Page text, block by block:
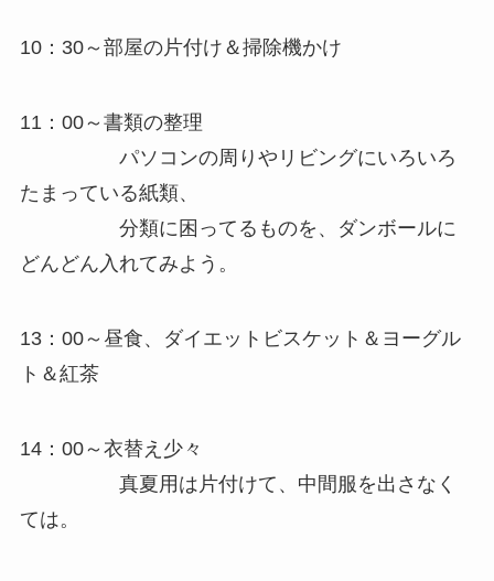
10：30～部屋の片付け＆掃除機かけ
11：00～書類の整理
パソコンの周りやリビングにいろいろ
たまっている紙類、
分類に困ってるものを、ダンボールに
どんどん入れてみよう。
13：00～昼食、ダイエットビスケット＆ヨーグル
ト＆紅茶
14：00～衣替え少々
真夏用は片付けて、中間服を出さなく
ては。